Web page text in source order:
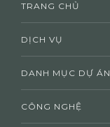
TRANG CHỦ
DỊCH VỤ
DANH MỤC DỰ ÁN
CÔNG NGHỆ